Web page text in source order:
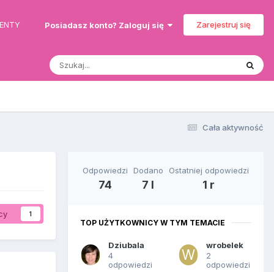
Posiadasz konto? Zaloguj się Zarejestruj się
Cała aktywność
1
Odpowiedzi
74
Dodano
7 l
Ostatniej odpowiedzi
1 r
TOP UŻYTKOWNICY W TYM TEMACIE
Dziubala
4
odpowiedzi
wrobelek
2
odpowiedzi